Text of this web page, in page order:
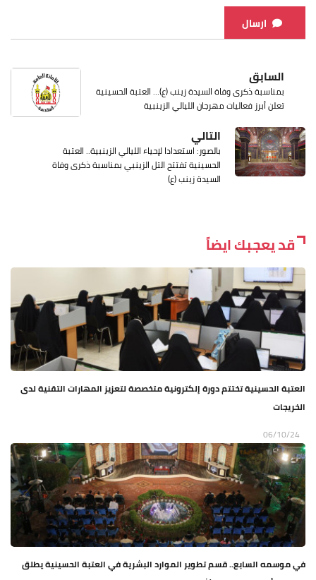
ارسال
السابق
بمناسبة ذكرى وفاة السيدة زينب (ع)… العتبة الحسينية
تعلن أبرز فعاليات مهرجان الليالي الزينبية
التالي
بالصور: استعدادا لإحياء الليالي الزينبية.. العتبة
الحسينية تفتتح التل الزينبي بمناسبة ذكرى وفاة
السيدة زينب (ع)
قد يعجبك ايضاً
العتبة الحسينية تختتم دورة إلكترونية متخصصة لتعزيز المهارات التقنية لدى
الخريجات
06/10/24
في موسمه السابع.. قسم تطوير الموارد البشرية في العتبة الحسينية يطلق